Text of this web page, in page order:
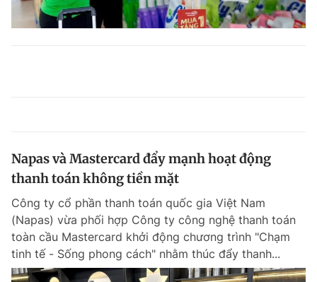
Napas và Mastercard đẩy mạnh hoạt động
thanh toán không tiền mặt
Công ty cổ phần thanh toán quốc gia Việt Nam
(Napas) vừa phối hợp Công ty công nghệ thanh toán
toàn cầu Mastercard khởi động chương trình "Chạm
tinh tế - Sống phong cách" nhằm thúc đẩy thanh...